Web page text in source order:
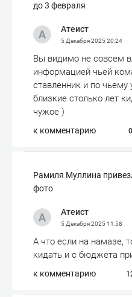
до 3 февраля
Атеист
5 Декабря 202520:24
Вы видимо не совсем
информацией чьей
ставленник и по чьему
близкие столько лет
чужое )
к комментарию 0
Рамиля Муллина
фото
Атеист
5 Декабря 202511:58
А что если на намазе,
кидать и с бюджета
к комментарию